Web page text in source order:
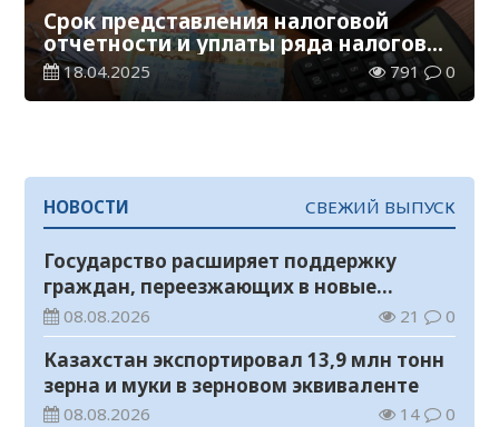
Срок представления налоговой
отчетности и уплаты ряда налогов
истекает 21 апреля
18.04.2025 791 0
НОВОСТИ СВЕЖИЙ ВЫПУСК
Государство расширяет поддержку
граждан, переезжающих в новые
регионы для работы
08.08.2026 21 0
Казахстан экспортировал 13,9 млн тонн
зерна и муки в зерновом эквиваленте
08.08.2026 14 0